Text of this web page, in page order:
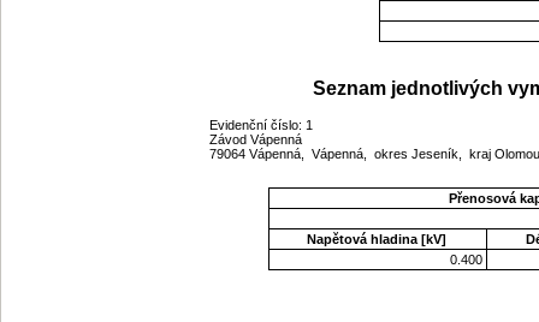
Seznam jednotlivých
Evidenční číslo: 1
Závod Vápenná
79064 Vápenná, Vápenná, okres Jeseník, kraj
Přenosová
Napětová hladina [kV]
0.400